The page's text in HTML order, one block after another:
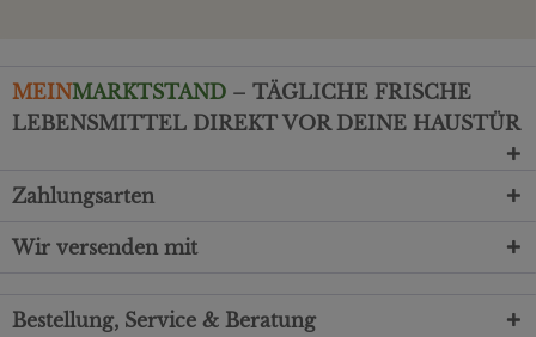
MEINMARKTSTAND – TÄGLICHE FRISCHE
LEBENSMITTEL DIREKT VOR DEINE HAUSTÜR
Zahlungsarten
Wir versenden mit
Bestellung, Service & Beratung